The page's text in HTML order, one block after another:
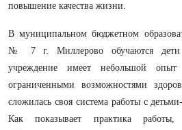
повышение качества жизни.
В муниципальном бюджетном
№ 7 г. Миллерово обучаются дети
учреждение имеет небольшой
ограниченными возможностями
сложилась своя система работы с
Как показывает практика